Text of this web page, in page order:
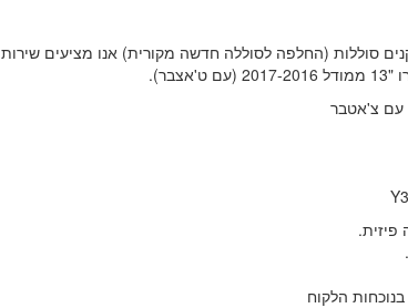
סוללות (החלפה לסוללה חדשה מקורית) אנו מציעים שירות
פיזית.
הלקוח